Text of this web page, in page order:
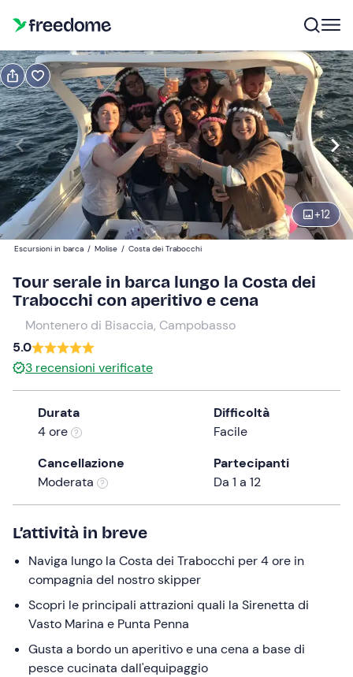
+12
Prenota Regala
Navigate
forward
to
interact
with
the
and
select
date.
Press
the
question
mark
keyboard
shortcuts
for
changing
dates.
Modifica
19:00 Modifica
Adulti
90 €
1
Bambini
45 €
0
Escursioni in barca / Molise / Costa dei Trabocchi
Tour serale in barca lungo la Costa dei
Trabocchi con aperitivo e cena
Montenero di Bisaccia, Campobasso
5.0
3 recensioni verificate
Durata
4 ore
Difficoltà
Facile
Cancellazione
Moderata
Partecipanti
Da 1 a 12
L’attività in breve
Naviga lungo la Costa dei Trabocchi per 4 ore in
compagnia del nostro skipper
Scopri le principali attrazioni quali la Sirenetta di
Vasto Marina e Punta Penna
Gusta a bordo un aperitivo e una cena a base di
pesce cucinata dall'equipaggio